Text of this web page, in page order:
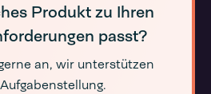
Produkt zu Ihren
passt?
an, wir unterstützen